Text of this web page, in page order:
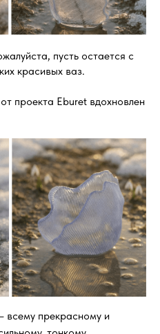
пусть остается с
красивых ваз.
проекта Eburet вдохновлен
всему прекрасному и